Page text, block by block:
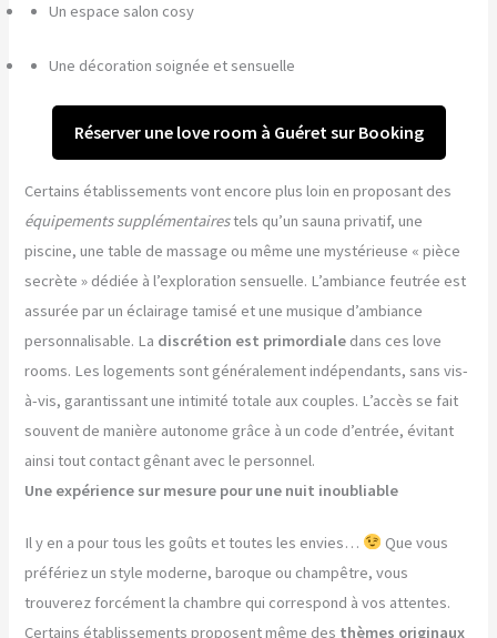
Un espace salon cosy
Une décoration soignée et sensuelle
Réserver une love room à Guéret sur Booking
Certains établissements vont encore plus loin en proposant des
équipements supplémentairestels qu’un sauna privatif, une
piscine, une table de massage ou même une mystérieuse « pièce
secrète » dédiée à l’exploration sensuelle. L’ambiance feutrée est
assurée par un éclairage tamisé et une musique d’ambiance
personnalisable. La discrétion est primordiale dans ces love
rooms. Les logements sont généralement indépendants, sans vis-
à-vis, garantissant une intimité totale aux couples. L’accès se fait
souvent de manière autonome grâce à un code d’entrée, évitant
ainsi tout contact gênant avec le personnel.
Une expérience sur mesure pour une nuit inoubliable
Il y en a pour tous les goûts et toutes les envies…
Que vous
préfériez un style moderne, baroque ou champêtre, vous
trouverez forcément la chambre qui correspond à vos attentes.
Certains établissements proposent même des thèmes originaux